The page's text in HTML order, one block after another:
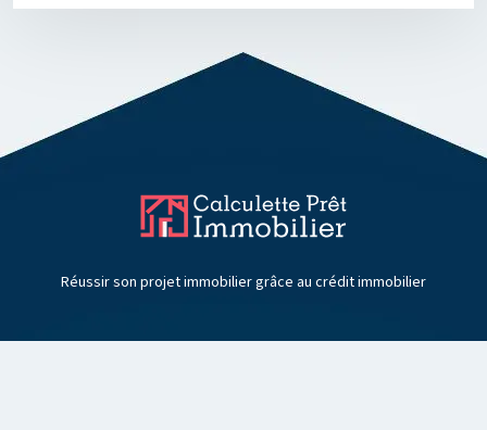
Réussir son projet immobilier grâce au crédit immobilier